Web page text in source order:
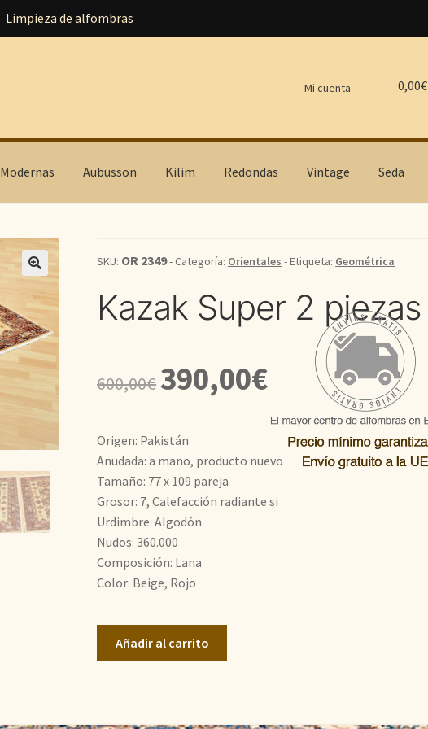
Limpieza de alfombras
Mi cuenta
Modernas Aubusson Kilim Redondas Vintage Seda
0,00€
SKU: OR 2349- Categoría: Orientales - Etiqueta: Geométrica
Kazak Super 2 piezas
600,00€
El
precio
era:
600,00€.
390,00€El
actual
es:
Origen: Pakistán
Anudada: a mano, producto nuevo
Tamaño: 77 x 109 pareja
Grosor: 7, Calefacción radiante si
Urdimbre: Algodón
Nudos: 360.000
Composición: Lana
Color: Beige, Rojo
Añadir al carrito